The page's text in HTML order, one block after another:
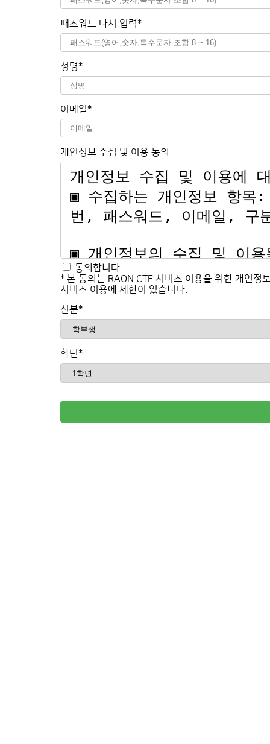
패스워드 다시 입력*
성명*
이메일*
개인정보 수집 및 이용 동의
동의합니다.
* 본 동의는 RAON CTF 서비스 이용을 위한 개인정
서비스 이용에 제한이 있습니다.
신분*
학년*